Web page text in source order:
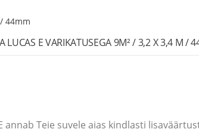
44mm
LUCAS E VARIKATUSEGA 9M² / 3,2 X 3,4 M /
annab Teie suvele aias kindlasti